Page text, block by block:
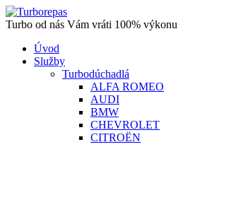
Turbo od nás Vám vráti 100% výkonu
Úvod
Služby
Turbodúchadlá
ALFA ROMEO
AUDI
BMW
CHEVROLET
CITROËN